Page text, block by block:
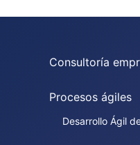
Consultoría
Procesos ágiles
Desarrollo Ágil